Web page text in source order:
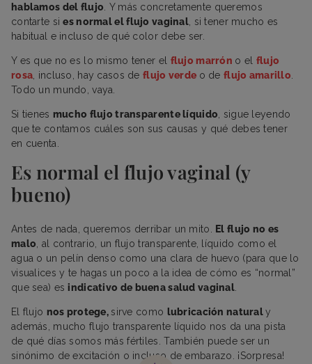
hablamos del flujo . Y más concretamente queremos
contarte sies normal el flujo vaginal, si tener mucho es
habitual e incluso de qué color debe ser.
Y es que no es lo mismo tener el flujo marrón o el flujo
rosa , incluso, hay casos deflujo verde o de flujo amarillo
Todo un mundo, vaya.
Si tienes mucho flujo transparente líquido , sigue leyendo
que te contamos cuáles son sus causas y qué debes tener
en cuenta.
Es normal el flujo vaginal (y
bueno)
Antes de nada, queremos derribar un mito.
El flujo no es
malo , al contrario, un flujo transparente, líquido como el
agua o un pelín denso como una clara de huevo (para que lo
visualices y te hagas un poco a la idea de cómo es “normal”
que sea) esindicativo de buena salud vaginal.
El flujo nos protege, sirve como lubricación naturaly
además, mucho flujo transparente líquido nos da una pista
de qué días somos más fértiles. También puede ser un
sinónimo de excitación o incluso de embarazo. ¡Sorpresa!